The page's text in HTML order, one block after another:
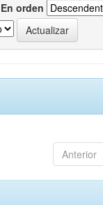
En orden
Anterior